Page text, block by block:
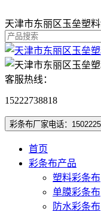
天津市东丽区玉垒塑
客服热线：
15222738818
彩条布厂家电话：
首页
彩条布产品
塑料彩条布
单膜彩条布
防水彩条布